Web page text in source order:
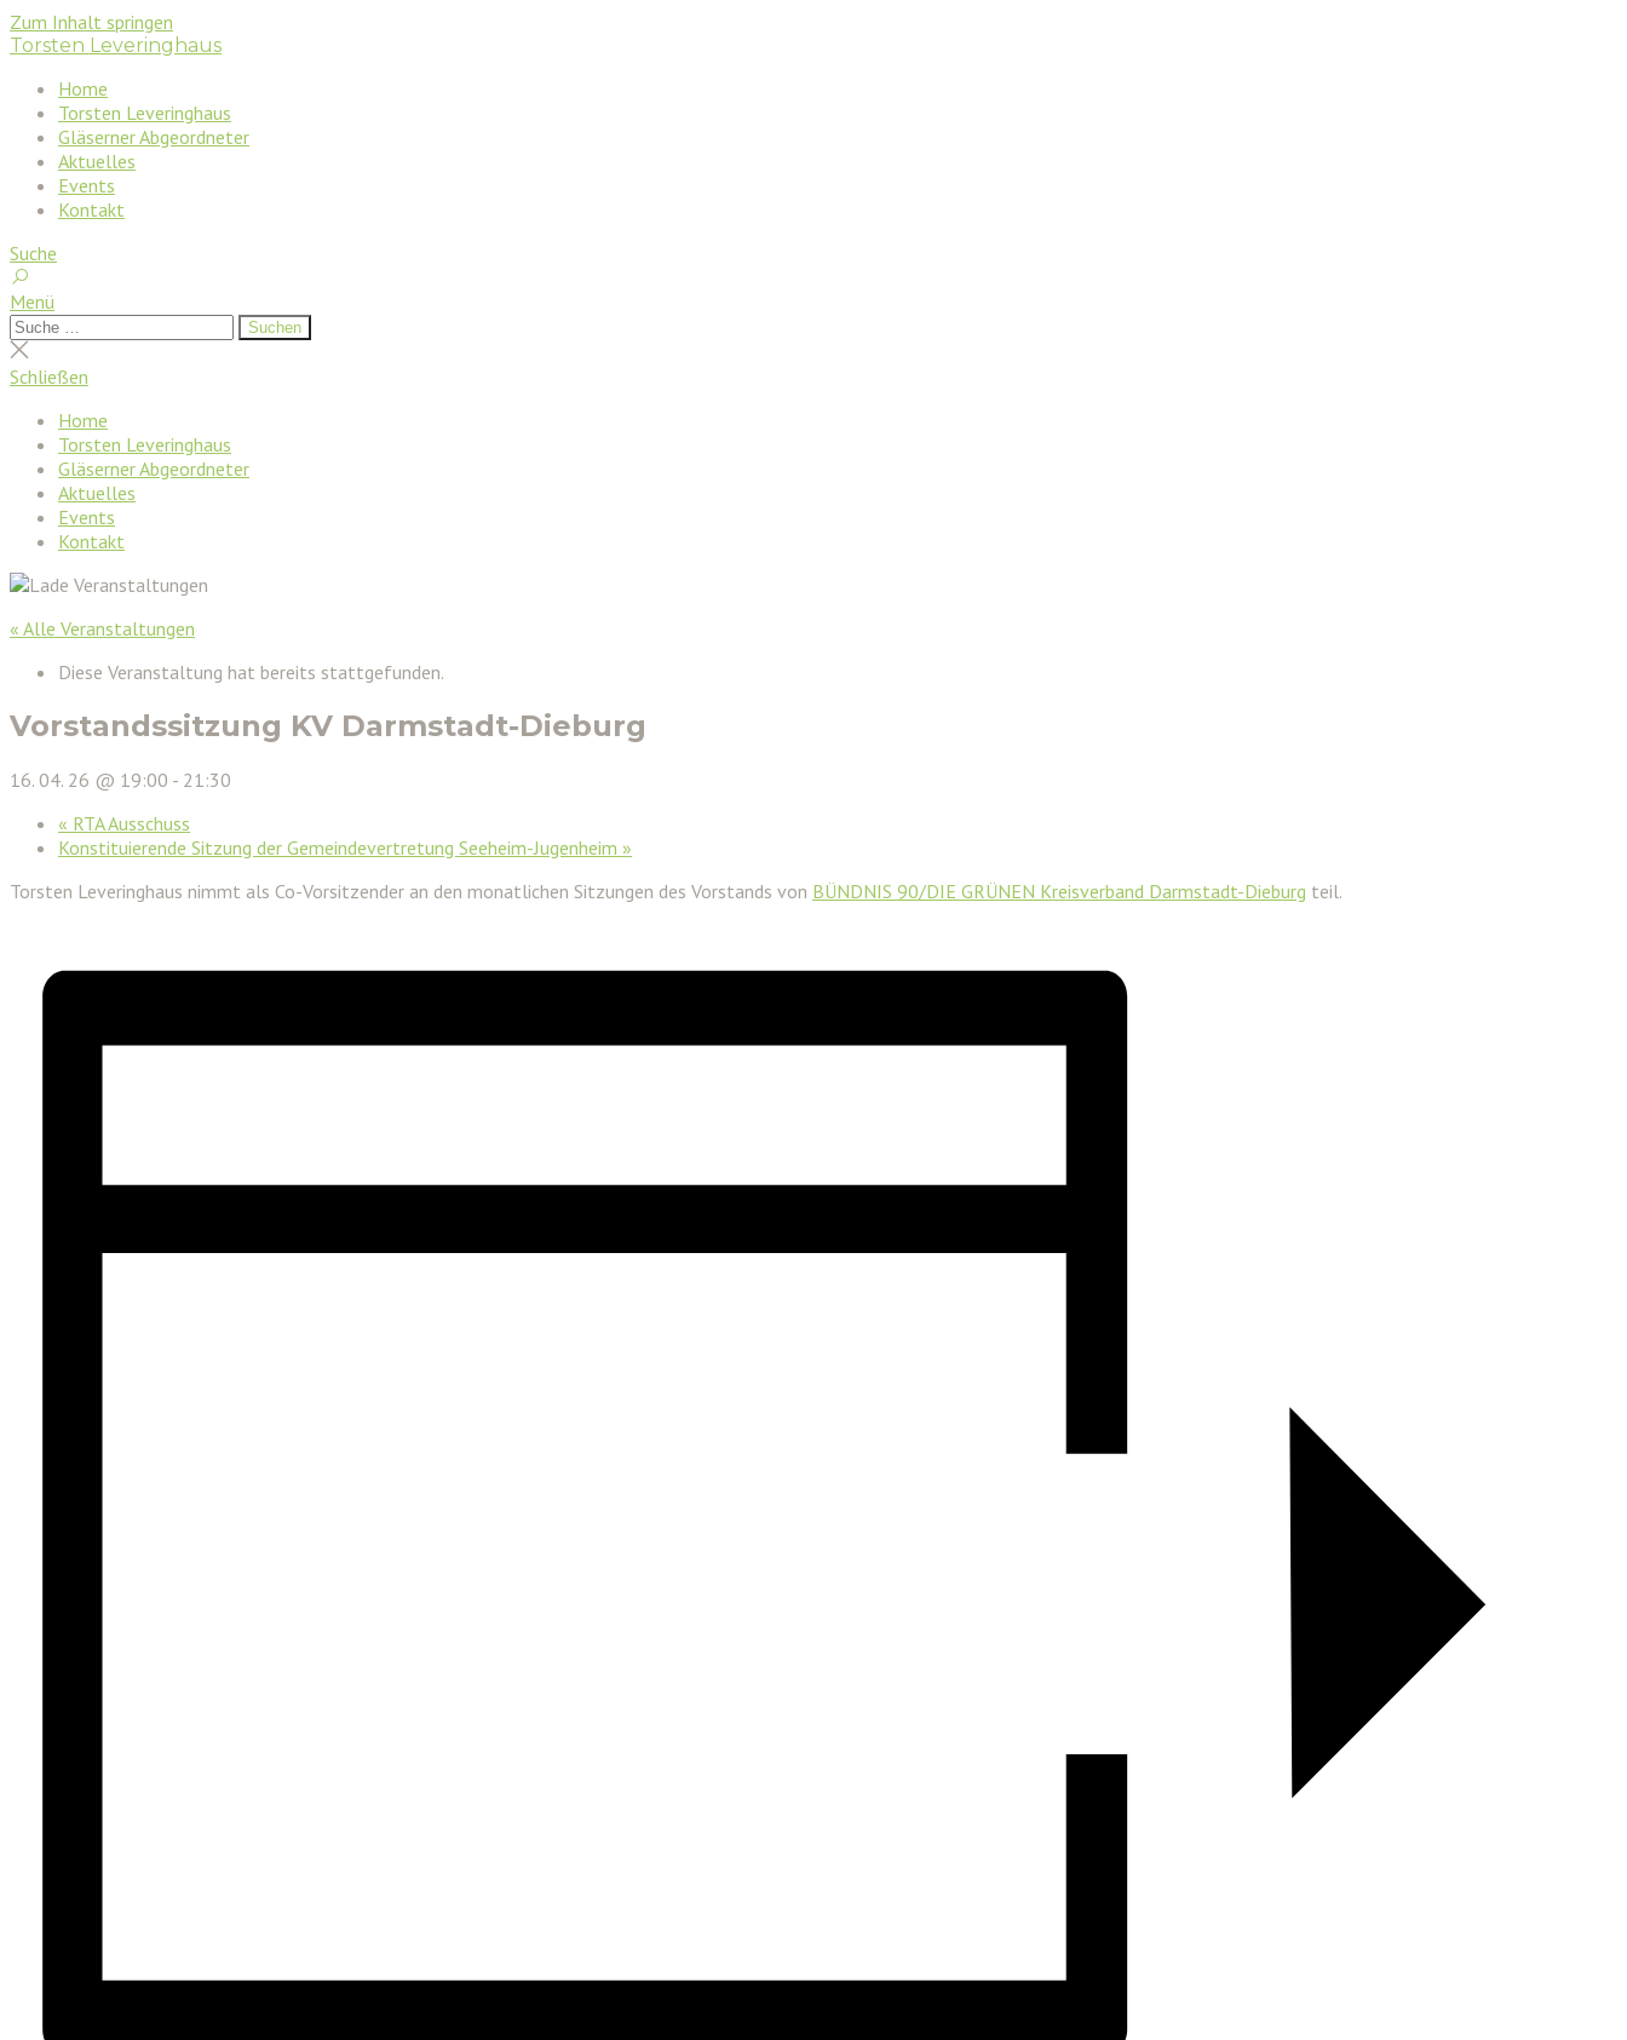
Zum Inhalt springen
Torsten Leveringhaus
Home
Torsten Leveringhaus
Gläserner Abgeordneter
Aktuelles
Events
Kontakt
Suche
Menü
Suchen
nach:
Suchen
Suche
schließen
Schließen
Home
Torsten Leveringhaus
Gläserner Abgeordneter
Aktuelles
Events
Kontakt
« Alle Veranstaltungen
Diese Veranstaltung hat bereits stattgefunden.
Vorstandssitzung KV Darmstadt-Dieburg
16. 04. 26 @ 19:00 - 21:30
« RTA Ausschuss
Konstituierende Sitzung der Gemeindevertretung Seeheim-Jugenheim »
Torsten Leveringhaus nimmt als Co-Vorsitzender an den monatlichen Sitzungen des Vorstands von BÜNDNIS 90/DIE GRÜNEN Kreisverband Darmstadt-Dieburg teil.